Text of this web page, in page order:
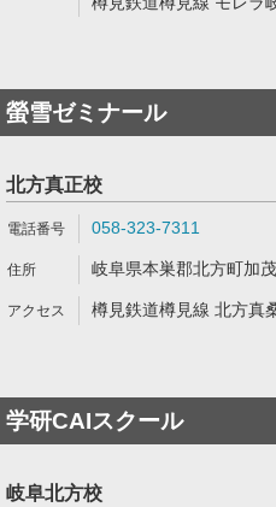
螢雪ゼミナール
北方真正校
058-323-7311
岐阜県本巣郡北方町加
樽見鉄道樽見線 北方真
学研CAIスクール
岐阜北方校